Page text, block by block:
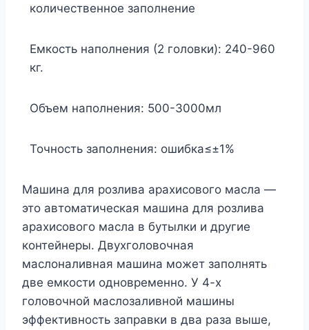
количественное заполнение
Емкость наполнения (2 головки): 240-960
кг.
Объем наполнения: 500-3000мл
Точность заполнения: ошибка≤±1%
Машина для розлива арахисового масла —
это автоматическая машина для розлива
арахисового масла в бутылки и другие
контейнеры. Двухголовочная
маслоналивная машина может заполнять
две емкости одновременно. У 4-х
головочной маслозаливной машины
эффективность заправки в два раза выше,